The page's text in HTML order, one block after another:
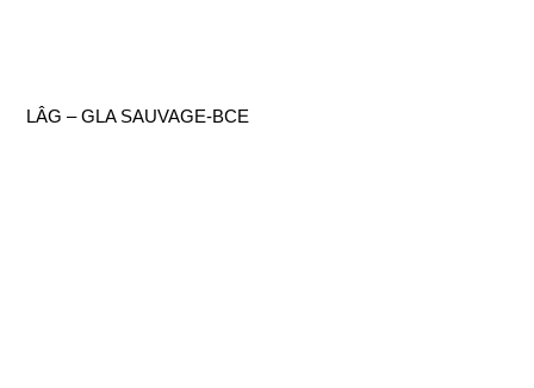
LÂG – GLA SAUVAGE-BCE